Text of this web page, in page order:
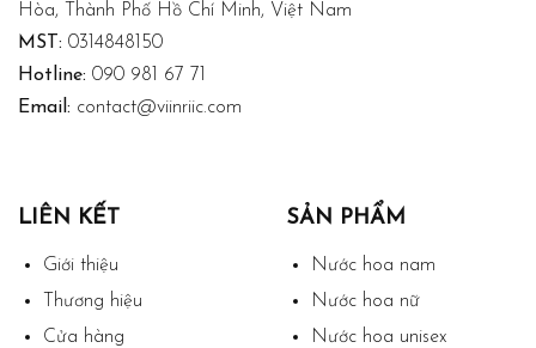
Hòa, Thành Phố Hồ Chí Minh, Việt Nam
MST: 0314848150
Hotline: 090 981 67 71
Email: contact@viinriic.com
LIÊN KẾT
Giới thiệu
Thương hiệu
Cửa hàng
SẢN PHẨM
Nước hoa nam
Nước hoa nữ
Nước hoa unisex